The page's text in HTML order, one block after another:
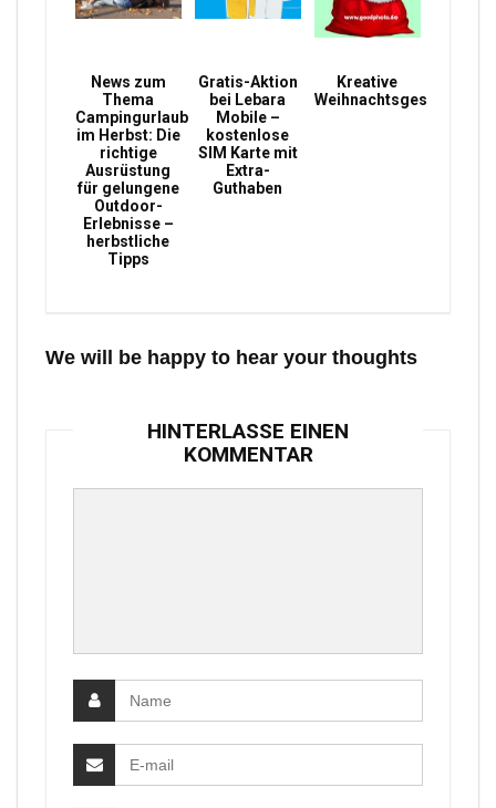
News zum
Thema
Campingurlaub
im Herbst: Die
richtige
Ausrüstung
für gelungene
Outdoor-
Erlebnisse –
herbstliche
Tipps
Gratis-Aktion
bei Lebara
Mobile –
kostenlose
SIM Karte mit
Extra-
Guthaben
Kreative
Weihnachtsgeschenke
We will be happy to hear your thoughts
HINTERLASSE EINEN
KOMMENTAR